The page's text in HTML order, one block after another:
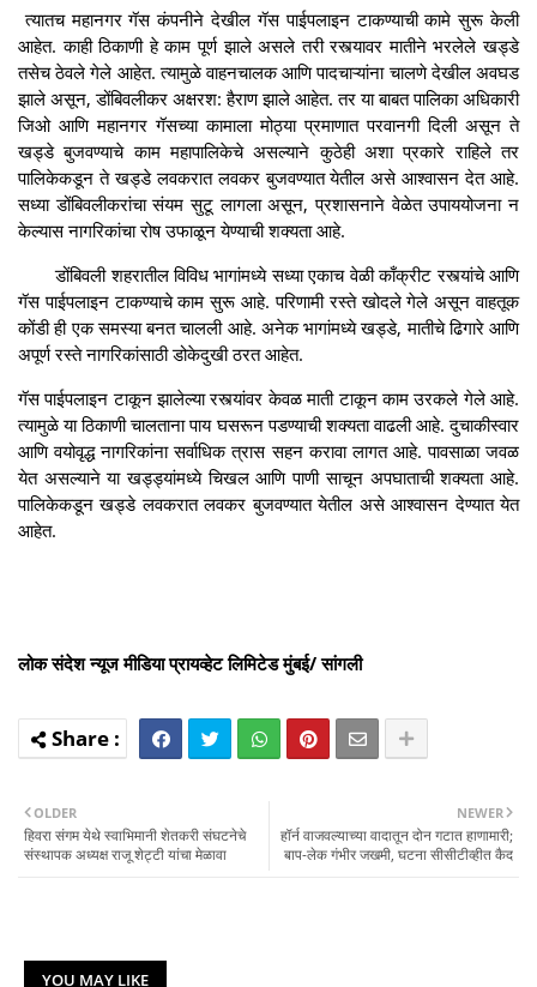
त्यातच महानगर गॅस कंपनीने देखील गॅस पाईपलाइन टाकण्याची कामे सुरू केली
आहेत. काही ठिकाणी हे काम पूर्ण झाले असले तरी रस्त्यावर मातीने भरलेले खड्डे
तसेच ठेवले गेले आहेत. त्यामुळे वाहनचालक आणि पादचाऱ्यांना चालणे देखील अवघड
झाले असून, डोंबिवलीकर अक्षरश: हैराण झाले आहेत. तर या बाबत पालिका अधिकारी
जिओ आणि महानगर गॅसच्या कामाला मोठ्या प्रमाणात परवानगी दिली असून ते
खड्डे बुजवण्याचे काम महापालिकेचे असल्याने कुठेही अशा प्रकारे राहिले तर
पालिकेकडून ते खड्डे लवकरात लवकर बुजवण्यात येतील असे आश्वासन देत आहे.
सध्या डोंबिवलीकरांचा संयम सुटू लागला असून, प्रशासनाने वेळेत उपाययोजना न
केल्यास नागरिकांचा रोष उफाळून येण्याची शक्यता आहे.
डोंबिवली शहरातील विविध भागांमध्ये सध्या एकाच वेळी काँक्रीट रस्त्यांचे आणि
गॅस पाईपलाइन टाकण्याचे काम सुरू आहे. परिणामी रस्ते खोदले गेले असून वाहतूक
कोंडी ही एक समस्या बनत चालली आहे. अनेक भागांमध्ये खड्डे, मातीचे ढिगारे आणि
अपूर्ण रस्ते नागरिकांसाठी डोकेदुखी ठरत आहेत.
गॅस पाईपलाइन टाकून झालेल्या रस्त्यांवर केवळ माती टाकून काम उरकले गेले आहे.
त्यामुळे या ठिकाणी चालताना पाय घसरून पडण्याची शक्यता वाढली आहे. दुचाकीस्वार
आणि वयोवृद्ध नागरिकांना सर्वाधिक त्रास सहन करावा लागत आहे. पावसाळा जवळ
येत असल्याने या खड्ड्यांमध्ये चिखल आणि पाणी साचून अपघाताची शक्यता आहे.
पालिकेकडून खड्डे लवकरात लवकर बुजवण्यात येतील असे आश्वासन देण्यात येत
आहेत.
लोक संदेश न्यूज मीडिया प्रायव्हेट लिमिटेड मुंबई/ सांगली
NEWER
हॉर्न वाजवल्याच्या वादातून दोन गटात हाणामारी;
बाप-लेक गंभीर जखमी, घटना सीसीटीव्हीत कैद
OLDER
हिवरा संगम येथे स्वाभिमानी शेतकरी संघटनेचे
संस्थापक अध्यक्ष राजू शेट्टी यांचा मेळावा
YOU MAY LIKE